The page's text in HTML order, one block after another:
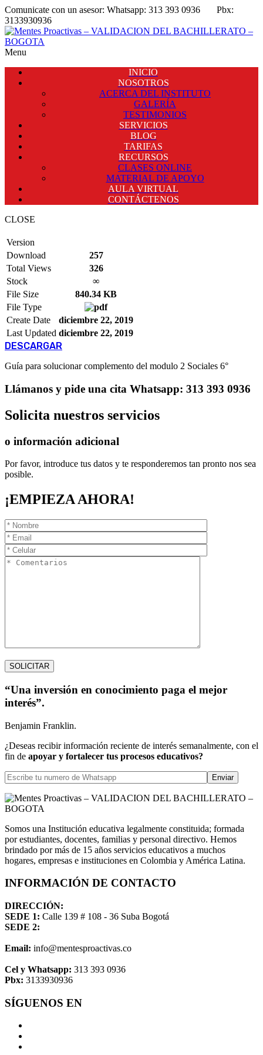
Comunicate con un asesor: Whatsapp: 313 393 0936 Pbx:
3133930936
Menu
INICIO
NOSOTROS
ACERCA DEL INSTITUTO
GALERÍA
TESTIMONIOS
SERVICIOS
BLOG
TARIFAS
RECURSOS
CLASES ONLINE
MATERIAL DE APOYO
AULA VIRTUAL
CONTÁCTENOS
CLOSE
Version
Download
257
Total Views
326
Stock
∞
File Size
840.34 KB
File Type
Create Date
diciembre 22, 2019
Last Updated diciembre 22, 2019
DESCARGAR
Guía para solucionar complemento del modulo 2 Sociales 6°
Llámanos y pide una cita Whatsapp: 313 393 0936
Solicita nuestros servicios
o información adicional
Por favor, introduce tus datos y te responderemos tan pronto nos sea
posible.
¡EMPIEZA AHORA!
“Una inversión en conocimiento paga el mejor
interés”.
Benjamin Franklin.
¿Deseas recibir información reciente de interés semanalmente, con el
fin de apoyar y fortalecer tus procesos educativos?
Somos una Institución educativa legalmente constituida; formada
por estudiantes, docentes, familias y personal directivo. Hemos
brindado por más de 15 años servicios educativos a muchos
hogares, empresas e instituciones en Colombia y América Latina.
INFORMACIÓN DE CONTACTO
DIRECCIÓN:
SEDE 1: Calle 139 # 108 - 36 Suba Bogotá
SEDE 2:
Email: info@mentesproactivas.co
Cel y Whatsapp: 313 393 0936
Pbx: 3133930936
SÍGUENOS EN